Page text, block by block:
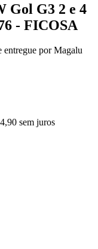
Gol G3 2 e 4
- FICOSA
entregue por Magalu
sem juros